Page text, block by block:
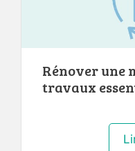
Rénover une
travaux